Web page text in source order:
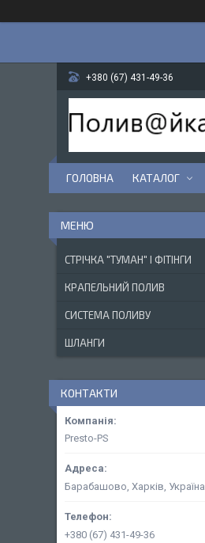
+380 (67) 431-49-36
ГОЛОВНА КАТАЛОГ
СТРІЧКА "ТУМАН" І ФІТІНГИ
КРАПЕЛЬНИЙ ПОЛИВ
СИСТЕМА ПОЛИВУ
ШЛАНГИ
КОНТАКТИ
Presto-PS
Барабашово, Харків, Україна
+380 (67) 431-49-36